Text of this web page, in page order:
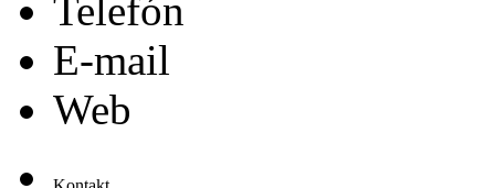
Telefón
E-mail
Web